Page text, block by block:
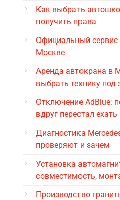
Как выбрать
получить права
Официальный сервис
Москве
Аренда автокрана в
выбрать технику под
Отключение AdBlue:
вдруг перестал ехать
Диагностика
проверяют и зачем
Установка
совместимость,
Производство